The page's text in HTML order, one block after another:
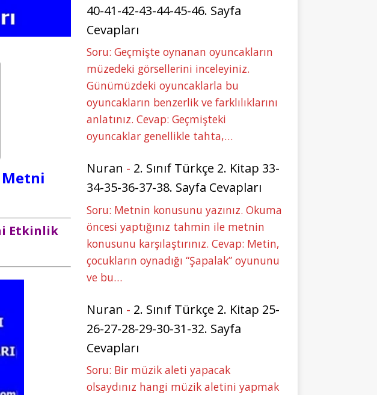
Etkinlik
40-41-42-43-44-45-46. Sayfa
Cevapları
Soru: Geçmişte oynanan oyuncakların
müzedeki görsellerini inceleyiniz.
Günümüzdeki oyuncaklarla bu
oyuncakların benzerlik ve farklılıklarını
anlatınız. Cevap: Geçmişteki
oyuncaklar genellikle tahta,…
Nuran - 2. Sınıf Türkçe 2. Kitap 33-
34-35-36-37-38. Sayfa Cevapları
Soru: Metnin konusunu yazınız. Okuma
öncesi yaptığınız tahmin ile metnin
konusunu karşılaştırınız. Cevap: Metin,
çocukların oynadığı “Şapalak” oyununu
ve bu…
Nuran - 2. Sınıf Türkçe 2. Kitap 25-
26-27-28-29-30-31-32. Sayfa
Cevapları
Soru: Bir müzik aleti yapacak
olsaydınız hangi müzik aletini yapmak